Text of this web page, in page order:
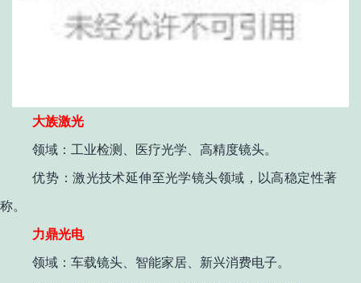
大族激光
领域 ：工业检测、医疗光学、高精度镜头。
优势 ：激光技术延伸至光学镜头领域，以高稳定性著
称。
力鼎光电
领域 ：车载镜头、智能家居、新兴消费电子。